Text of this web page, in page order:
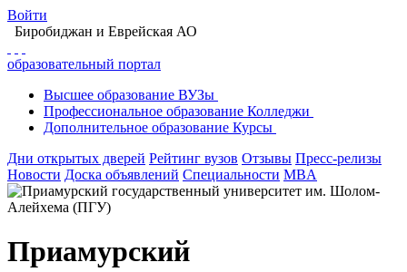
Войти
Биробиджан и Еврейская АО
образовательный портал
Высшее образование ВУЗы
Профессиональное образование Колледжи
Дополнительное образование Курсы
Дни открытых дверей Рейтинг вузов Отзывы Пресс-релизы
Новости Доска объявлений Специальности MBA
Приамурский